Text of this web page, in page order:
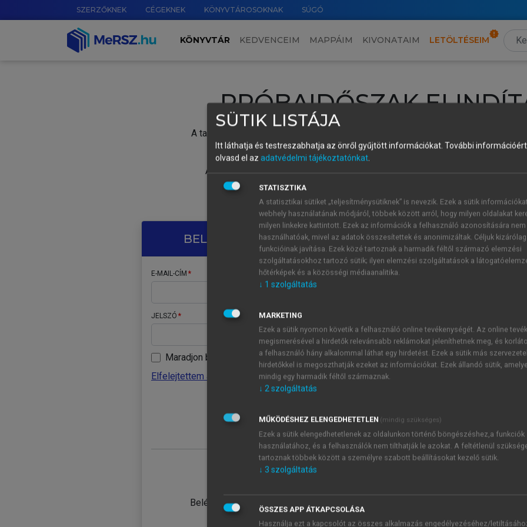
SZERZŐKNEK CÉGEKNEK KÖNYVTÁROSOKNAK SÚGÓ
KÖNYVTÁR KEDVENCEIM MAPPÁIM KIVONATAIM LETÖLTÉSEIM
PRÓBAIDŐSZAK
A tartalom megtekintéséhez lépj be a saját fiókoddal, iskolai azonosítóddal vagy
Új felhasználóként1 óra díjmentes hozzáférésrevagy
A próbaidőszak elindításához,
vagy hozz
A regisztráció után a
BELÉPÉS SAJÁT FIÓKKAL
E-MAIL-CÍM
JELSZÓ
Maradjon belépve
Elfelejtettem a jelszavamat
Belépés intézményi azonosítóval
ÚJ FIÓK
1 óra
JELSZÓ
Kérek értesítést a MeRSZ
Kérek értesítést az
SÜTIK LISTÁJA
Itt láthatja és testreszabhatja az önről gyűjtött információkat. További
olvasd el az adatvédelmi tájékoztatónkat.
STATISZTIKA
A statisztikai sütiket „teljesítménysütiknek” is nevezik. Ezek a sütik
webhely használatának módjáról, többek között arról, hogy milyen oldalakat
milyen linkekre kattintott. Ezek az információk a felhasználó azonosítására nem
használhatóak, mivel az adatok összesítettek és anonimizáltak. Céljuk
funkcióinak javítása. Ezek közé tartoznak a harmadik féltől származó elemzési
szolgáltatásokhoz tartozó sütik; ilyen elemzési szolgáltatások a
hőtérképek és a közösségi médiaanalitika.
↓ 1 szolgáltatás
MARKETING
Ezek a sütik nyomon követik a felhasználó online tevékenységét. Az online
megismerésével a hirdetők relevánsabb reklámokat jeleníthetnek meg, és
a felhasználó hány alkalommal láthat egy hirdetést. Ezek a sütik más
hirdetőkkel is megoszthatják ezeket az információkat. Ezek állandó sütik,
mindig egy harmadik féltől származnak.
↓ 2szolgáltatás
MŰKÖDÉSHEZ ELENGEDHETETLEN (mindig szükséges)
Ezek a sütik elengedhetetlenek az oldalunkon történő böngészéshez,a funkciók
használatához, és a felhasználók nem tilthatják le azokat. A feltétlenül
tartoznak többek között a személyre szabott beállításokat kezelő sütik.
↓ 3 szolgáltatás
ÖSSZES APP ÁTKAPCSOLÁSA
Használja ezt a kapcsolót az összes alkalmazás engedélyezéséhez/